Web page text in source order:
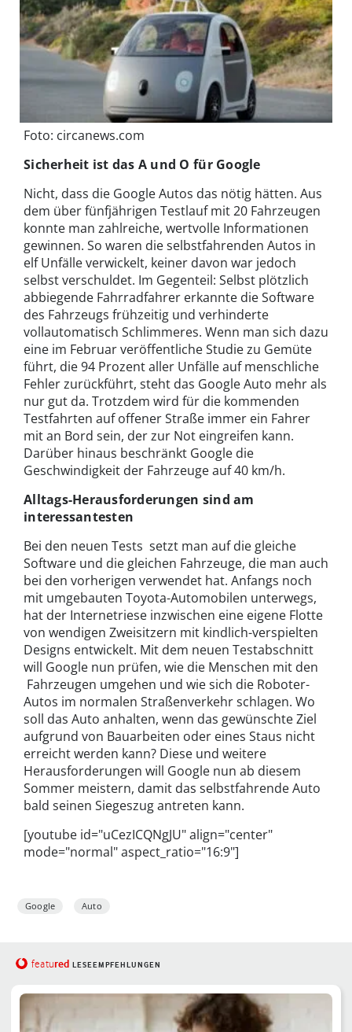
Foto: circanews.com
Sicherheit ist das A und O für Google
Nicht, dass die Google Autos das nötig hätten. Aus
dem über fünfjährigen Testlauf mit 20 Fahrzeugen
konnte man zahlreiche, wertvolle Informationen
gewinnen. So waren die selbstfahrenden Autos in
elf Unfälle verwickelt, keiner davon war jedoch
selbst verschuldet. Im Gegenteil: Selbst plötzlich
abbiegende Fahrradfahrer erkannte die Software
des Fahrzeugs frühzeitig und verhinderte
vollautomatisch Schlimmeres. Wenn man sich dazu
eine im Februar veröffentliche Studie zu Gemüte
führt, die 94 Prozent aller Unfälle auf menschliche
Fehler zurückführt, steht das Google Auto mehr als
nur gut da. Trotzdem wird für die kommenden
Testfahrten auf offener Straße immer ein Fahrer
mit an Bord sein, der zur Not eingreifen kann.
Darüber hinaus beschränkt Google die
Geschwindigkeit der Fahrzeuge auf 40 km/h.
Alltags-Herausforderungen sind am
interessantesten
Bei den neuen Tests setzt man auf die gleiche
Software und die gleichen Fahrzeuge, die man auch
bei den vorherigen verwendet hat. Anfangs noch
mit umgebauten Toyota-Automobilen unterwegs,
hat der Internetriese inzwischen eine eigene Flotte
von wendigen Zweisitzern mit kindlich-verspielten
Designs entwickelt. Mit dem neuen Testabschnitt
will Google nun prüfen, wie die Menschen mit den
Fahrzeugen umgehen und wie sich die Roboter-
Autos im normalen Straßenverkehr schlagen. Wo
soll das Auto anhalten, wenn das gewünschte Ziel
aufgrund von Bauarbeiten oder eines Staus nicht
erreicht werden kann? Diese und weitere
Herausforderungen will Google nun ab diesem
Sommer meistern, damit das selbstfahrende Auto
bald seinen Siegeszug antreten kann.
[youtube id="uCezICQNgJU" align="center"
mode="normal" aspect_ratio="16:9"]
Google Auto
featured LESEEMPFEHLUNGEN